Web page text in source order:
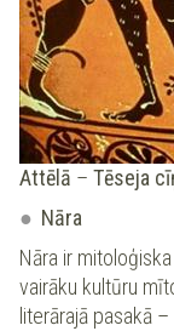
Attēlā – Tēseja
Nāra
Nāra ir
vairāku kultūru
literārajā pasakā